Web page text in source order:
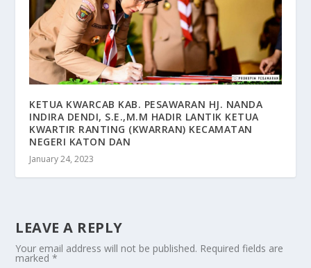
KETUA KWARCAB KAB. PESAWARAN HJ. NANDA
INDIRA DENDI, S.E.,M.M HADIR LANTIK KETUA
KWARTIR RANTING (KWARRAN) KECAMATAN
NEGERI KATON DAN
January 24, 2023
LEAVE A REPLY
Your email address will not be published. Required fields are
marked*